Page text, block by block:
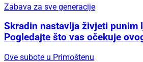
Zabava za sve generacije
Skradin nastavlja živjeti punim
Pogledajte što vas očekuje
Ove subote u Primoštenu